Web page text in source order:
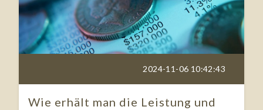
2024-11-06 10:42:43
Wie erhält man die Leistung und